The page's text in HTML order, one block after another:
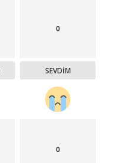
0
SEVDIM
0